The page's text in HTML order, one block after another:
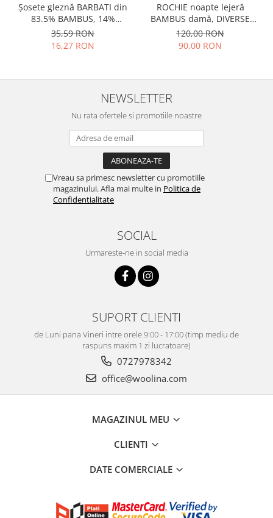
Șosete gleznă BARBATI din
83.5% BAMBUS, 14%
poliamidă, 2% elastan si
0.5% PPE, grosime medie
35,59 RON
16,27 RON
ROCHIE noapte lejeră
BAMBUS damă, DIVERSE
lungimi
120,00 RON
90,00 RON
NEWSLETTER
Nu rata ofertele si promotiile noastre
Vreau sa primesc newsletter cu promotiile
magazinului. Afla mai multe in Politica de
Confidentialitate
SOCIAL
Urmareste-ne in social media
SUPORT CLIENTI
de Luni pana Vineri intre orele 9:00 - 17:00 (timp mediu de
raspuns maxim 1 zi lucratoare)
0727978342
office@woolina.com
MAGAZINUL MEU
CLIENTI
DATE COMERCIALE